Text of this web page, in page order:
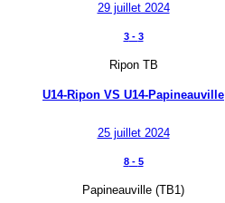
29 juillet 2024
3- 3
Ripon TB
U14-Ripon VS U14-Papineauville
25 juillet 2024
8- 5
Papineauville (TB1)